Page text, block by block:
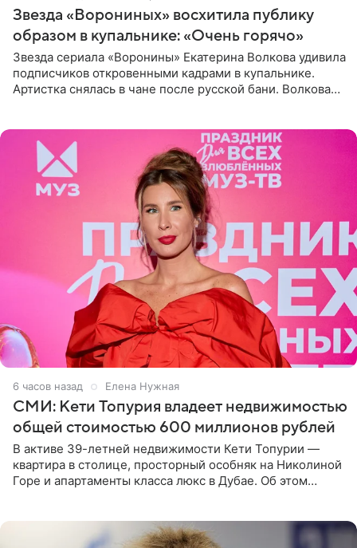
Звезда «Ворониных» восхитила публику
образом в купальнике: «Очень горячо»
Звезда сериала «Воронины» Екатерина Волкова удивила
подписчиков откровенными кадрами в купальнике.
Артистка снялась в чане после русской бани. Волкова
6 часов назад Елена Нужная
СМИ: Кети Топурия владеет недвижимостью
общей стоимостью 600 миллионов рублей
В активе 39-летней недвижимости Кети Топурии —
квартира в столице, просторный особняк на Николиной
Горе и апартаменты класса люкс в Дубае. Об этом